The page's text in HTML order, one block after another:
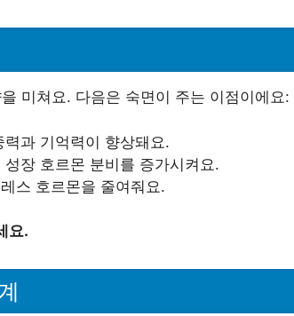
미쳐요. 다음은 숙면이 주는 이점이에요:
과 기억력이 향상돼요.
장 호르몬 분비를 증가시켜요.
스 호르몬을 줄여줘요.
요.